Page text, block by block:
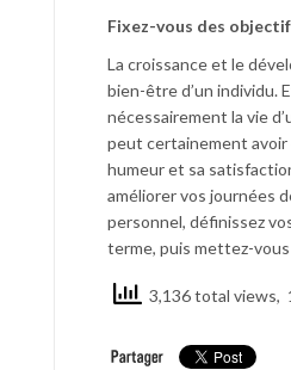
Fixez-vous des
La croissance et le
bien-être d’un individu.
nécessairement la vie
peut certainement
humeur et sa
améliorer vos journées
personnel, définissez
terme, puis mettez-
3,136 total views,